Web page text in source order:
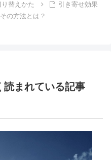
り替えかた
引き寄せ効果
の方法とは？
読まれている記事